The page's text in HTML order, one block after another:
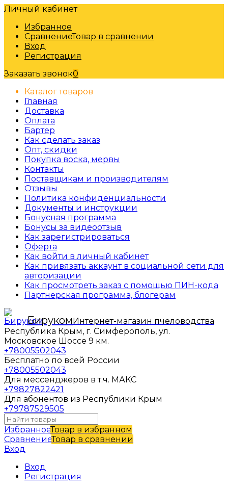
Личный кабинет
Избранное
СравнениеТовар в сравнении
Вход
Регистрация
Заказать звонок0
Каталог товаров
Главная
Доставка
Оплата
Бартер
Как сделать заказ
Опт, скидки
Покупка воска, мервы
Контакты
Поставщикам и производителям
Отзывы
Политика конфиденциальности
Документы и инструкции
Бонусная программа
Бонусы за видеоотзыв
Как зарегистрироваться
Оферта
Как войти в личный кабинет
Как привязать аккаунт в социальной сети для
авторизации
Как просмотреть заказ с помощью ПИН-кода
Партнерская программа, блогерам
БирукомИнтернет-магазин пчеловодства
Республика Крым, г. Симферополь, ул.
Московское Шоссе 9 км.
+78005502043
Бесплатно по всей России
+78005502043
Для мессенджеров в т.ч. МАКС
+79827822421
Для абонентов из Республики Крым
+79787529505
ИзбранноеТовар в избранном
СравнениеТовар в сравнении
Вход
Вход
Регистрация